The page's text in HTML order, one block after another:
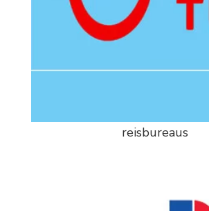
reisbureaus